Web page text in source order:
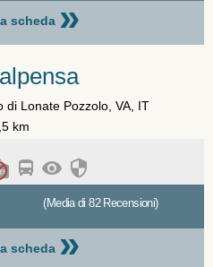
scheda »
di Lonate Pozzolo, VA, IT
km
(Media di 82 Recensioni)
scheda »